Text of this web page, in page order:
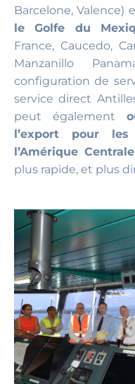
Barcelone, Valence)
le Golfe du
France, Caucedo,
Manzanillo
configuration de
service direct
peut également
l’export pour
l’Amérique Centrale
plus rapide, et plus